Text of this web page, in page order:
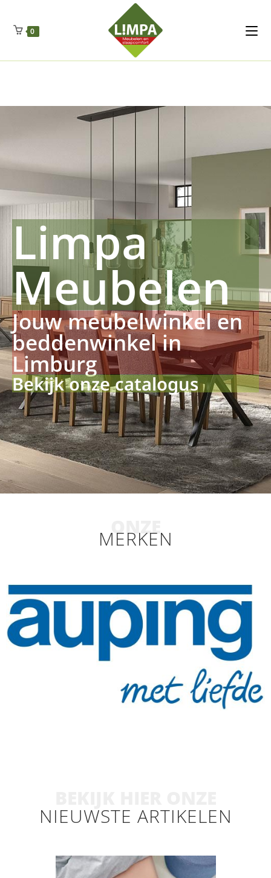
Regenschut
Drueckerpro
Fettsauren Dekemax Kapselmed
Luftkuhlen Zauberfan Netzfenste Insektensc
0
Limpa
Meubelen
Jouw meubelwinkel en
beddenwinkel in
Limburg
Bekijk onze catalogus
ONZE
MERKEN
NIEUWSTE ARTIKELEN